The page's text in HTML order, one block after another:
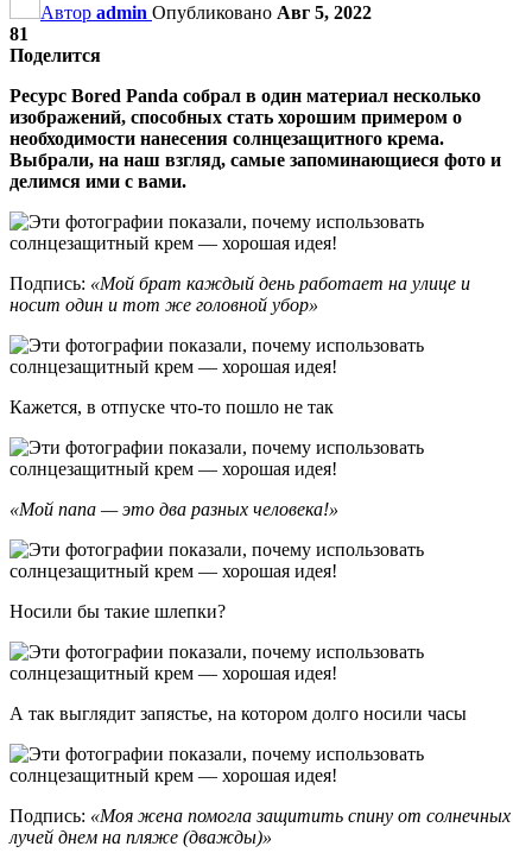
Автор admin Опубликовано Авг 5, 2022
81
Поделится
Ресурс Bored Panda собрал в один материал несколько
изображений, способных стать хорошим примером о
необходимости нанесения солнцезащитного крема.
Выбрали, на наш взгляд, самые запоминающиеся фото и
делимся ими с вами.
Подпись: «Мой брат каждый день работает на улице и
носит один и тот же головной убор»
Кажется, в отпуске что-то пошло не так
«Мой папа — это два разных человека!»
Носили бы такие шлепки?
А так выглядит запястье, на котором долго носили часы
Подпись: «Моя жена помогла защитить спину от солнечных
лучей днем на пляже (дважды)»